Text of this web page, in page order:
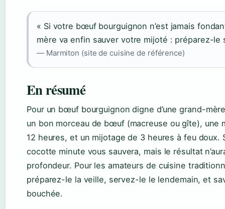
« Si votre bœuf bourguignon n’est jamais
mère va enfin sauver votre mijoté : préparez-le
— Marmiton (site de cuisine de référence)
En résumé
Pour un bœuf bourguignon digne d’une grand-
un bon morceau de bœuf (macreuse ou gîte), une
12 heures, et un mijotage de 3 heures à feu doux.
cocotte minute vous sauvera, mais le résultat
profondeur. Pour les amateurs de cuisine
préparez-le la veille, servez-le le lendemain, et
bouchée.